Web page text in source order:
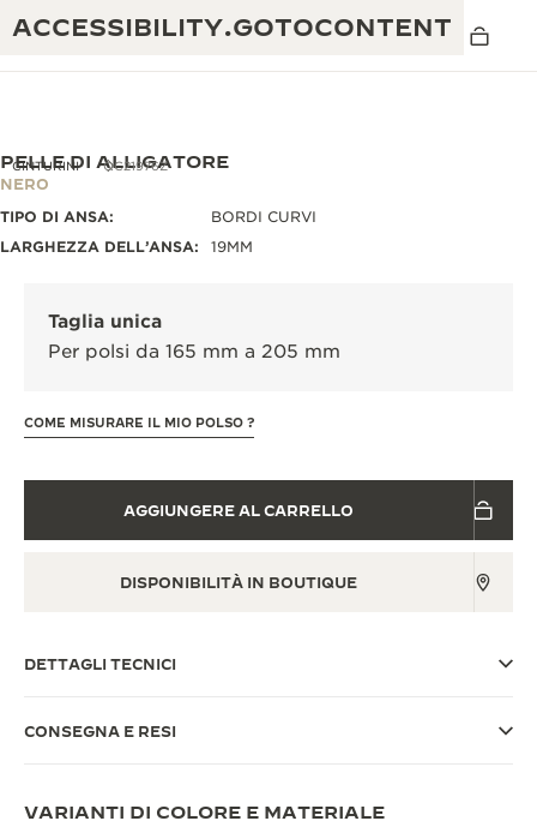
ACCESSIBILITY.GOTOCONTENT
GARANZIA JAEGER-LECOULTRE
GARANZIA ATMOS
THE GOLDEN RATIO MUSICAL SHOW
TIMEKEEPER”
REVERSO STORIES
THE SOUND MAKER
THE PRECISION PIONEER
VEDERE TUTTI GLI EVENTI
ECCELLENZA: OLTRE 190 ANNI DI TRADIZIONE
INGEGNO: OLTRE 1.400 CALIBRI
CINTURINI QC21976Z
PELLE DI ALLIGATORE
NERO
TIPO DI ANSA:
BORDI CURVI
LARGHEZZA DELL’ANSA:
19MM
Taglia unica
Per polsi da 165 mm a 205 mm
COME MISURARE IL MIO POLSO ?
AGGIUNGERE AL CARRELLO
DISPONIBILITÀ IN BOUTIQUE
DETTAGLI TECNICI
CONSEGNA E RESI
VARIANTI DI COLORE E MATERIALE